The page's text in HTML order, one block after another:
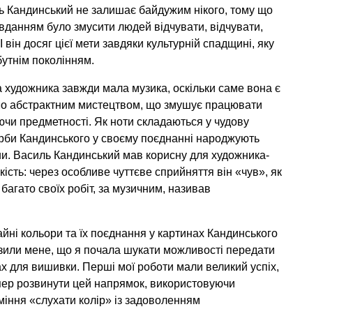
Кандинський не залишає байдужим нікого, тому що
було змусити людей відчувати, відчувати,
він досяг цієї мети завдяки культурній спадщині, яку
поколінням.
завжди мала музика, оскільки саме вона є
абстрактним мистецтвом, що змушує працювати
предметності. Як ноти складаються у чудову
Кандинського у своєму поєднанні народжують
Василь Кандинський мав корисну для художника-
через особливе чуттєве сприйняття він «чув», як
багато своїх робіт, за музичним, називав
кольори та їх поєднання у картинах Кандинського
мене, що я почала шукати можливості передати
для вишивки. Перші мої роботи мали великий успіх,
розвинути цей напрямок, використовуючи
«слухати колір» із задоволенням